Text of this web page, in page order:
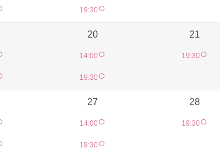
19:30○
20
14:00○
19:30○
21
19:30○
27
14:00○
19:30○
28
19:30○